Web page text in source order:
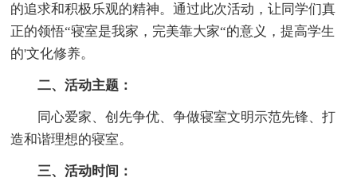
的追求和积极乐观的精神。通过此次活动，让同学们真
正的领悟“寝室是我家，完美靠大家“的意义，提高学生
的'文化修养。
二、活动主题：
同心爱家、创先争优、争做寝室文明示范先锋、打
造和谐理想的寝室。
三、活动时间：